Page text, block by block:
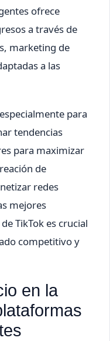
ofrece
a través de
marketing de
a las
para
tendencias
para maximizar
de
redes
mejores
TikTok es crucial
competitivo y
en la